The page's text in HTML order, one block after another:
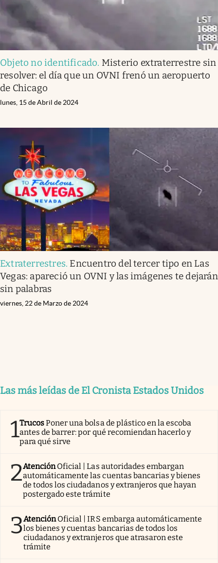
Objeto no identificado. Misterio extraterrestre sin
resolver: el día que un OVNI frenó un aeropuerto
de Chicago
lunes, 15 de Abril de 2024
Extraterrestres. Encuentro del tercer tipo en Las
Vegas: apareció un OVNI y las imágenes te dejarán
sin palabras
viernes, 22 de Marzo de 2024
Las más leídas de El Cronista Estados Unidos
1TrucosPoner una bolsa de plástico en la escoba
antes de barrer: por qué recomiendan hacerlo y
para qué sirve
2AtenciónOficial | Las autoridades embargan
automáticamente las cuentas bancarias y bienes
de todos los ciudadanos y extranjeros que hayan
postergado este trámite
3AtenciónOficial | IRS embarga automáticamente
los bienes y cuentas bancarias de todos los
ciudadanos y extranjeros que atrasaron este
trámite